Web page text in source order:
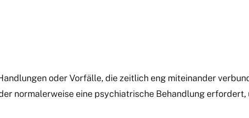
oder Vorfälle, die zeitlich eng miteinander
normalerweise eine psychiatrische Behandlung erfordert,